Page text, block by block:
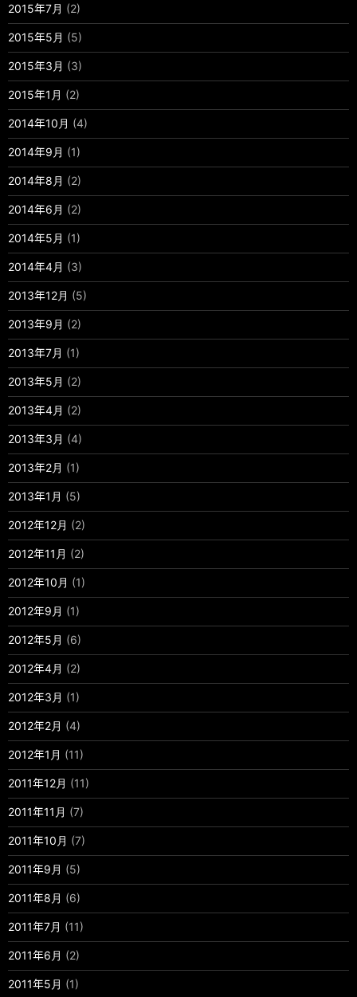
2015年7月 (2)
2015年5月 (5)
2015年3月 (3)
2015年1月 (2)
2014年10月 (4)
2014年9月 (1)
2014年8月 (2)
2014年6月 (2)
2014年5月 (1)
2014年4月 (3)
2013年12月 (5)
2013年9月 (2)
2013年7月 (1)
2013年5月 (2)
2013年4月 (2)
2013年3月 (4)
2013年2月 (1)
2013年1月 (5)
2012年12月 (2)
2012年11月 (2)
2012年10月 (1)
2012年9月 (1)
2012年5月 (6)
2012年4月 (2)
2012年3月 (1)
2012年2月 (4)
2012年1月 (11)
2011年12月 (11)
2011年11月 (7)
2011年10月 (7)
2011年9月 (5)
2011年8月 (6)
2011年7月 (11)
2011年6月 (2)
2011年5月 (1)